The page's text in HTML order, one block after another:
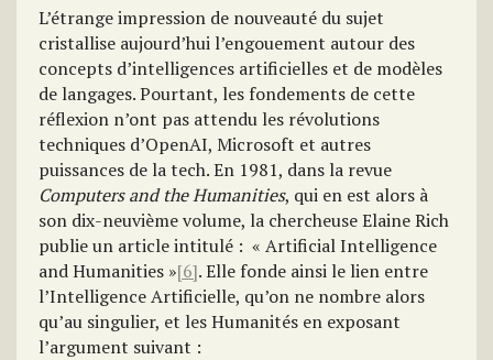
L’étrange impression de nouveauté du sujet
cristallise aujourd’hui l’engouement autour des
concepts d’intelligences artificielles et de modèles
de langages. Pourtant, les fondements de cette
réflexion n’ont pas attendu les révolutions
techniques d’OpenAI, Microsoft et autres
puissances de la tech. En 1981, dans la revue
Computers and the Humanities, qui en est alors à
son dix-neuvième volume, la chercheuse Elaine Rich
publie un article intitulé : « Artificial Intelligence
and Humanities »[6]. Elle fonde ainsi le lien entre
l’Intelligence Artificielle, qu’on ne nombre alors
qu’au singulier, et les Humanités en exposant
l’argument suivant :